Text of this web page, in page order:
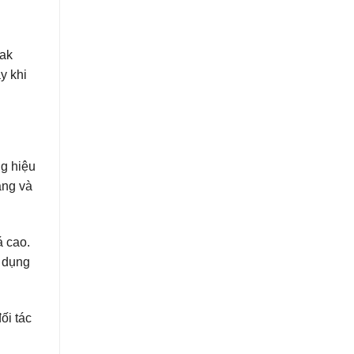
khi
hiệu
và
cao.
tác